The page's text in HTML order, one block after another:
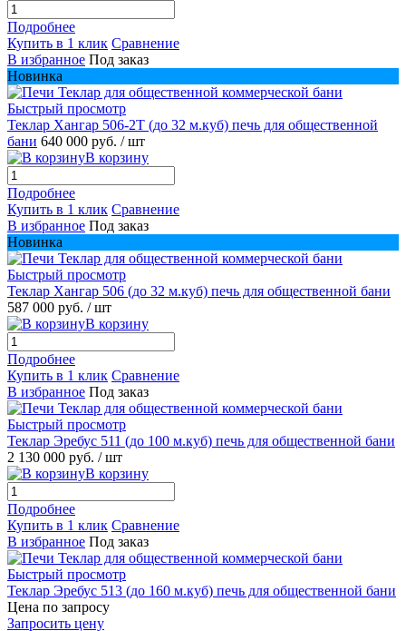
Подробнее
Купить в 1 клик Сравнение
В избранное Под заказ
Новинка
Быстрый просмотр
Теклар Хангар 506-2Т (до 32 м.куб) печь для общественной
бани 640 000 руб. / шт
В корзину
Подробнее
Купить в 1 клик Сравнение
В избранное Под заказ
Новинка
Быстрый просмотр
Теклар Хангар 506 (до 32 м.куб) печь для общественной бани
587 000 руб. / шт
В корзину
Подробнее
Купить в 1 клик Сравнение
В избранное Под заказ
Быстрый просмотр
Теклар Эребус 511 (до 100 м.куб) печь для общественной бани
2 130 000 руб. / шт
В корзину
Подробнее
Купить в 1 клик Сравнение
В избранное Под заказ
Быстрый просмотр
Теклар Эребус 513 (до 160 м.куб) печь для общественной бани
Цена по запросу
Запросить цену